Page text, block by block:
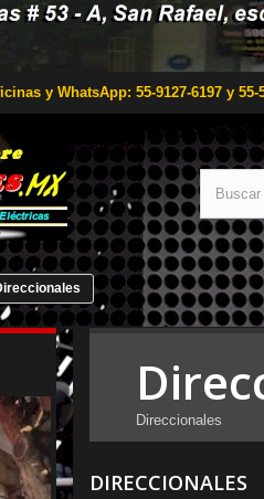
y WhatsApp: 55-9127-6197 y 55-
Direccionales
DIRECCIONALES